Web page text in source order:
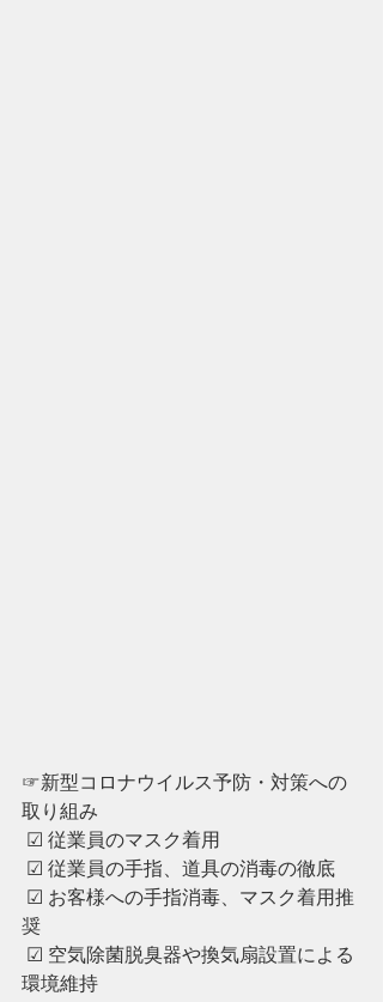
☞新型コロナウイルス予防・対策への
取り組み
☑︎ 従業員のマスク着用
☑︎ ︎従業員の手指、道具の消毒の徹底
奨
環境維持